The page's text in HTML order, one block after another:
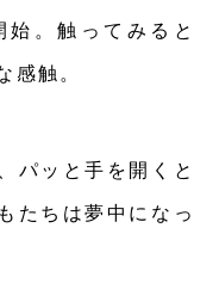
。触ってみると
感触。
パッと手を開くと
たちは夢中になっ